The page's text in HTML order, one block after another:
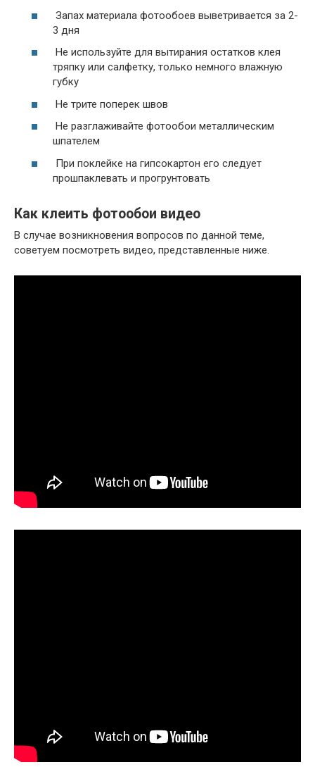
Запах материала фотообоев выветривается за 2-
3 дня
Не используйте для вытирания остатков клея
тряпку или салфетку, только немного влажную
губку
Не трите поперек швов
Не разглаживайте фотообои металлическим
шпателем
При поклейке на гипсокартон его следует
прошпаклевать и прогрунтовать
Как клеить фотообои видео
В случае возникновения вопросов по данной теме,
советуем посмотреть видео, представленные ниже.